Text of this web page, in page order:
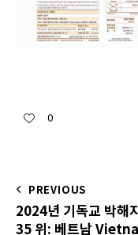
0
PREVIOUS
2024년 기독교 박해
35 위: 베트남